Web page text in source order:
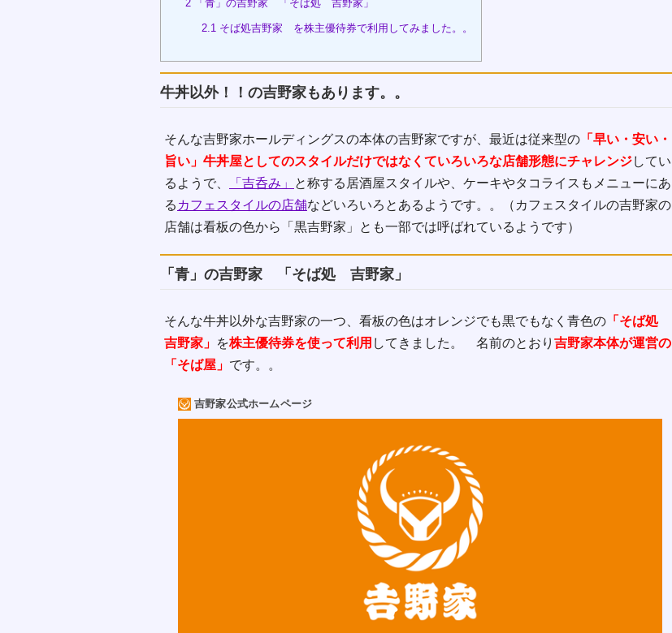
2 「青」の吉野家 「そば処 吉野家」
2.1そば処吉野家 を株主優待券で利用してみました。。
牛丼以外！！の吉野家もあります。。
そんな吉野家ホールディングスの本体の吉野家ですが、最近は従来型の 「早い・安い・
旨い」牛丼屋としてのスタイルだけではなくていろいろな店舗形態にチャレンジしてい
るようで、
「吉呑み」
と称する居酒屋スタイルや、ケーキやタコライスもメニューにあ
る カフェスタイルの店舗などいろいろとあるようです。。（カフェスタイルの吉野家の
店舗は看板の色から「黒吉野家」とも一部では呼ばれているようです）
「青」の吉野家 「そば処 吉野家」
そんな牛丼以外な吉野家の一つ、看板の色はオレンジでも黒でもなく青色の 「そば処
吉野家」 を株主優待券を使って利用 してきました。 名前のとおり 吉野家本体が運営の
「そば屋」 です。。